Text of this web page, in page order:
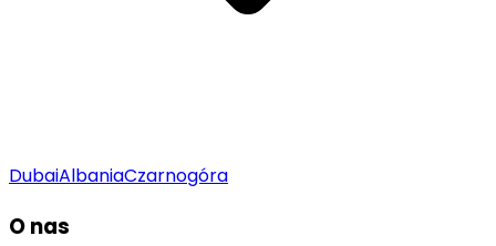
DubaiAlbaniaCzarnogóra
O nas